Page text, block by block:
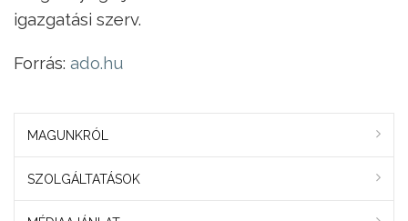
igazgatási szerv.
Forrás: ado.hu
MAGUNKRÓL
SZOLGÁLTATÁSOK